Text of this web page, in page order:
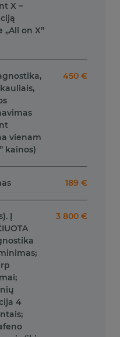
X –
on X”
vienam
kainos)
450 €
189 €
Į
4
3 800 €